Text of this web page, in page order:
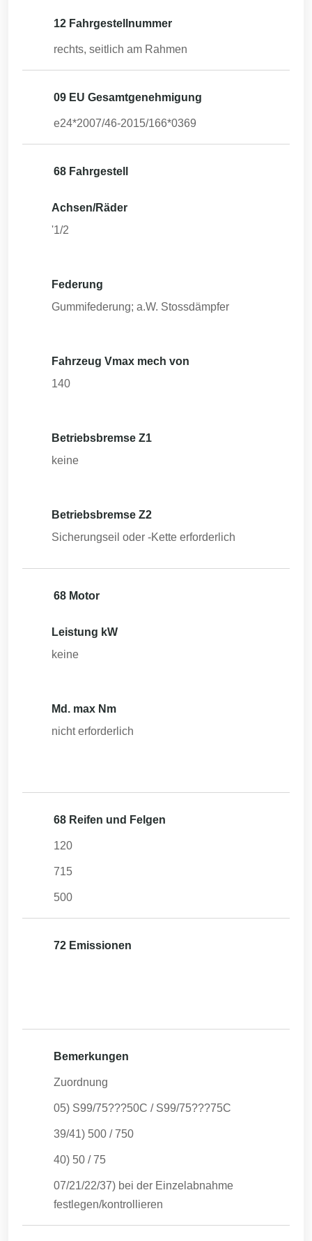
12 Fahrgestellnummer
rechts, seitlich am Rahmen
09 EU Gesamtgenehmigung
e24*2007/46-2015/166*0369
68 Fahrgestell
Achsen/Räder
'1/2
Federung
Gummifederung; a.W. Stossdämpfer
Fahrzeug Vmax mech von
140
Betriebsbremse Z1
keine
Betriebsbremse Z2
Sicherungseil oder -Kette erforderlich
68 Motor
Leistung kW
keine
Md. max Nm
nicht erforderlich
68 Reifen und Felgen
120
715
500
72 Emissionen
Bemerkungen
Zuordnung
05) S99/75???50C / S99/75???75C
39/41) 500 / 750
40) 50 / 75
07/21/22/37) bei der Einzelabnahme
festlegen/kontrollieren